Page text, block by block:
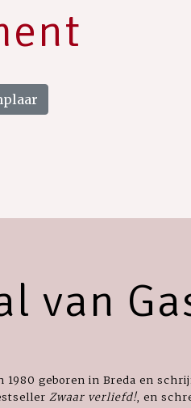
van
1980 geboren in Breda en
Zwaar verliefd! , en